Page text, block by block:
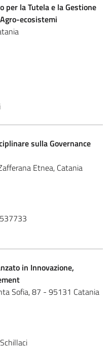
per la Tutela e la Gestione
ecosistemi
sulla Governance
Etnea, Catania
in Innovazione,
Sofia, 87 - 95131 Catania